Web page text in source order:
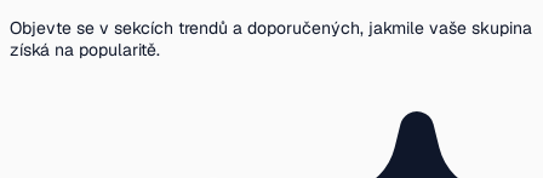
Objevte se v sekcích trendů a doporučených, jakmile vaše skupina
získá na popularitě.